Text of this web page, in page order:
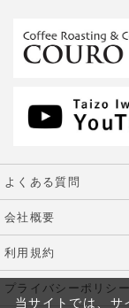
よくある質問
会社概要
利用規約
プライバシーポリシー
当サイトでは、サ